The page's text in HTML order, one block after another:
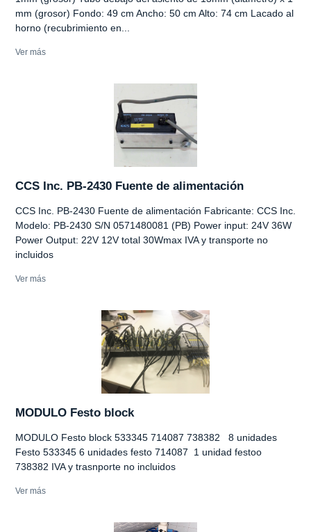
mm (grosor) Fondo: 49 cm Ancho: 50 cm Alto: 74 cm Lacado al
horno (recubrimiento en...
Ver más
CCS Inc. PB-2430 Fuente de alimentación
CCS Inc. PB-2430 Fuente de alimentación Fabricante: CCS Inc.
Modelo: PB-2430 S/N 0571480081 (PB) Power input: 24V 36W
Power Output: 22V 12V total 30Wmax IVA y transporte no
incluidos
Ver más
MODULO Festo block
MODULO Festo block 533345 714087 738382 8 unidades
Festo 533345 6 unidades festo 714087 1 unidad festoo
738382 IVA y trasnporte no incluidos
Ver más